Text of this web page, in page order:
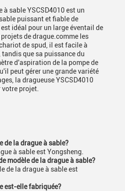
à sable YSCSD4010 est un
puissant et fiable de
idéal pour un large éventail de
de drague.comme les
de spud, il est facile à
que sa puissance du
d'aspiration de la pompe de
peut gérer une grande variété
la dragueuse YSCSD4010
projet.
de la drague à sable?
à sable est Yongsheng.
modèle de la drague à sable?
de la drague à sable est
est-elle fabriquée?